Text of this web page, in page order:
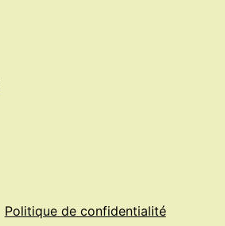
Politique de confidentialité